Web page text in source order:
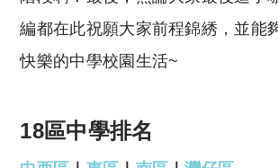
編都在此祝願大家前程錦綉，並能
快樂的中學校園生活~
18區中學排名